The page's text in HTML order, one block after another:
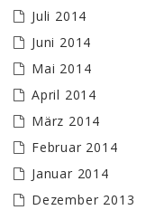
Juli 2014
Juni 2014
Mai 2014
April 2014
März 2014
Februar 2014
Januar 2014
Dezember 2013